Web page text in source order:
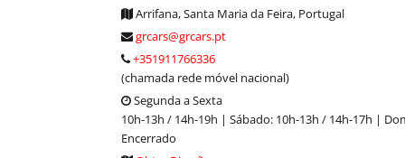
Arrifana, Santa Maria da Feira, Portugal
grcars@grcars.pt
+351911766336
(chamada rede móvel nacional)
Segunda a Sexta
10h-13h / 14h-19h | Sábado: 10h-13h / 14h-17h |
Encerrado